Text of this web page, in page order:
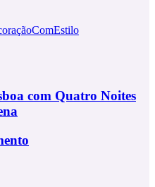
com Quatro Noites